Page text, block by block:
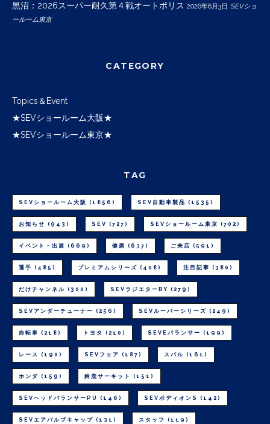
黒沼：2026スーパー耐久第４戦オートポリス 2026年8月3日 SEVショ
ールーム東京
CATEGORY
Topics＆Event
★SEVショールーム大阪★
★SEVショールーム東京★
TAG
SEVショールーム大阪 (1856) SEV自動車製品 (1535)
お知らせ (943) SEV (727) SEVショールーム東京 (702)
イベント・出展 (669) 健康 (637) ご来店 (591)
選手 (485) プレミアムシリーズ (408) 注目記事 (380)
だけチャンネル (300) SEVラジエターBY (279)
SEVアンダーチューナー (256) SEVルーパーシリーズ (249)
自転車 (218) トヨタ (210) SEVEバランサー (199)
レース (190) SEVフェア (187) スバル (161)
ホンダ (159) 鈴鹿サーキット (151)
SEVヘッドバランサーPU (146) SEVボディオンS (142)
SEVエアバルブキャップ (131) スタッフ (119)